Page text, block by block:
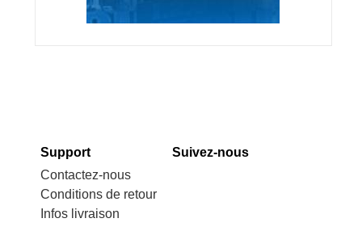
Support
Contactez-nous
Conditions de retour
Infos livraison
Suivez-nous